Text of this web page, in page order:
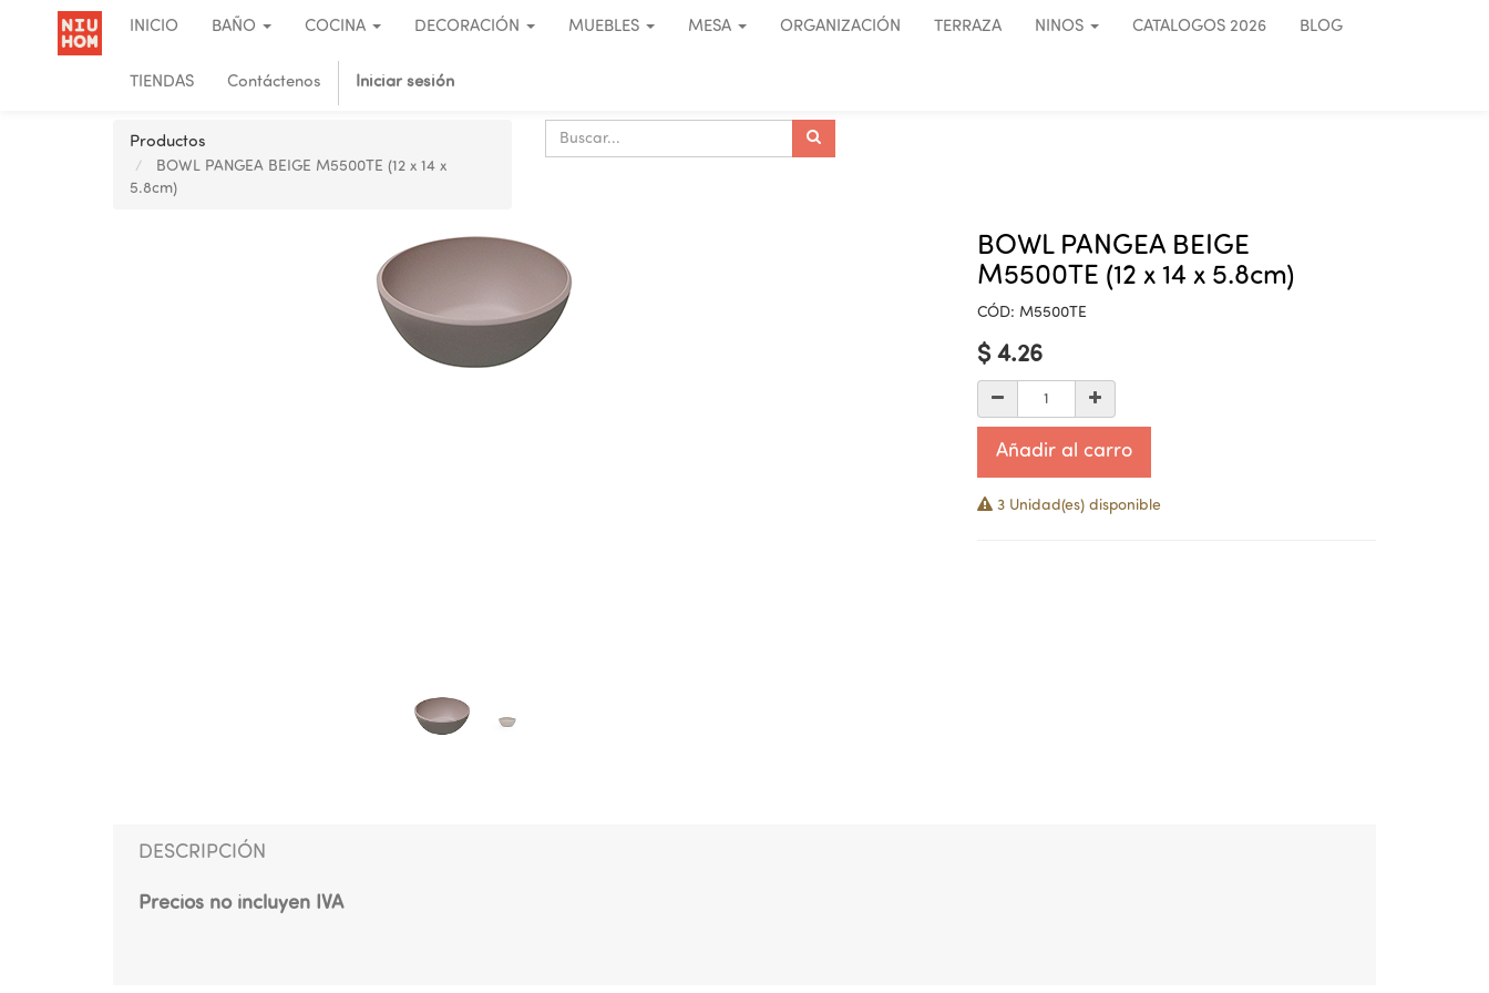
INICIO BAÑO COCINA DECORACIÓN MUEBLES MESA ORGANIZACIÓN TERRAZA NINOS CATALOGOS 2026 BLOG
TIENDAS Contáctenos Iniciar sesión
Productos
BOWL PANGEA BEIGE M5500TE (12 x 14 x
5.8cm)
BOWL PANGEA BEIGE
M5500TE (12 x 14 x 5.8cm)
CÓD: M5500TE
$ 4.26
Añadir al carro
3 Unidad(es) disponible
DESCRIPCIÓN
Precios no incluyen IVA